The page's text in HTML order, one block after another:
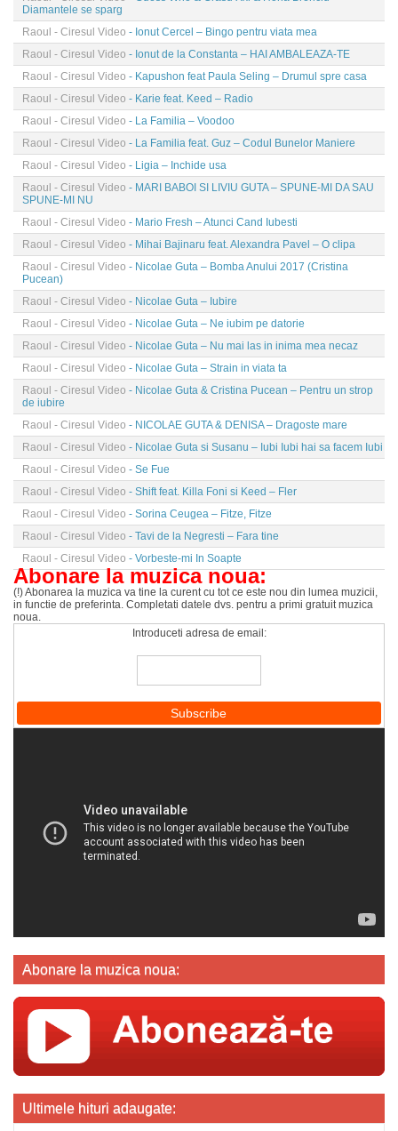
Diamantele se sparg
Raoul - Ciresul Video - Ionut Cercel – Bingo pentru viata mea
Raoul - Ciresul Video - Ionut de la Constanta – HAI AMBALEAZA-TE
Raoul - Ciresul Video - Kapushon feat Paula Seling – Drumul spre casa
Raoul - Ciresul Video - Karie feat. Keed – Radio
Raoul - Ciresul Video - La Familia – Voodoo
Raoul - Ciresul Video - La Familia feat. Guz – Codul Bunelor Maniere
Raoul - Ciresul Video - Ligia – Inchide usa
Raoul - Ciresul Video - MARI BABOI SI LIVIU GUTA – SPUNE-MI DA SAU
SPUNE-MI NU
Raoul - Ciresul Video - Mario Fresh – Atunci Cand Iubesti
Raoul - Ciresul Video - Mihai Bajinaru feat. Alexandra Pavel – O clipa
Raoul - Ciresul Video - Nicolae Guta – Bomba Anului 2017 (Cristina
Pucean)
Raoul - Ciresul Video - Nicolae Guta – Iubire
Raoul - Ciresul Video - Nicolae Guta – Ne iubim pe datorie
Raoul - Ciresul Video - Nicolae Guta – Nu mai las in inima mea necaz
Raoul - Ciresul Video - Nicolae Guta – Strain in viata ta
Raoul - Ciresul Video - Nicolae Guta & Cristina Pucean – Pentru un strop
de iubire
Raoul - Ciresul Video - NICOLAE GUTA & DENISA – Dragoste mare
Raoul - Ciresul Video - Nicolae Guta si Susanu – Iubi Iubi hai sa facem Iubi
Raoul - Ciresul Video - Se Fue
Raoul - Ciresul Video - Shift feat. Killa Foni si Keed – Fler
Raoul - Ciresul Video - Sorina Ceugea – Fitze, Fitze
Raoul - Ciresul Video - Tavi de la Negresti – Fara tine
Raoul - Ciresul Video - Vorbeste-mi In Soapte
Abonare la muzica noua:
(!) Abonarea la muzica va tine la curent cu tot ce este nou din lumea muzicii,
in functie de preferinta. Completati datele dvs. pentru a primi gratuit muzica
noua.
Introduceti adresa de email:
Abonare la muzica noua:
Ultimele hituri adaugate: